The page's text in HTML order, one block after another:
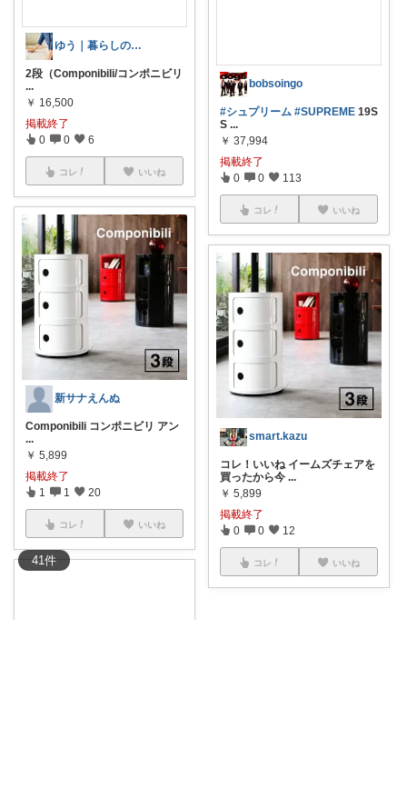
41件
ゆう｜暮らしのお得術
2段（Componibili/コンポニビリ
...
￥ 16,500
掲載終了
0 0 6
コレ いいね
新サナえんぬ
Componibili コンポニビリ アン
...
￥ 5,899
掲載終了
1 1 20
コレ いいね
bobsoingo
#シュプリーム #SUPREME 19S
S ...
￥ 37,994
掲載終了
0 0 113
コレ いいね
smart.kazu
コレ！いいね イームズチェアを
買ったから今 ...
￥ 5,899
掲載終了
0 0 12
コレ いいね